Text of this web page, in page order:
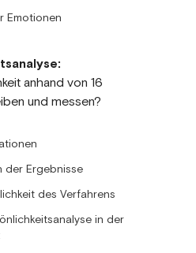
Emotionen
anhand von 16
und messen?
der Ergebnisse
des Verfahrens
in der